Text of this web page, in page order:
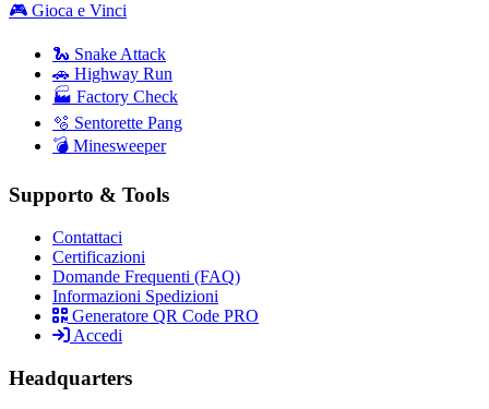
🎮 Gioca e Vinci
🐍 Snake Attack
🚗 Highway Run
🏭 Factory Check
🫧 Sentorette Pang
💣 Minesweeper
Supporto & Tools
Contattaci
Certificazioni
Domande Frequenti (FAQ)
Informazioni Spedizioni
Generatore QR Code PRO
Accedi
Headquarters